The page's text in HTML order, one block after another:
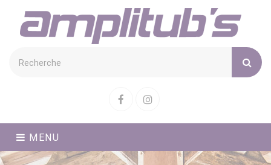
FacebookInstagram
MENU
Cookies management panel